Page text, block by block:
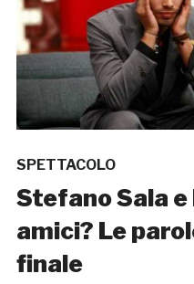
SPETTACOLO
Stefano Sala
amici? Le
finale